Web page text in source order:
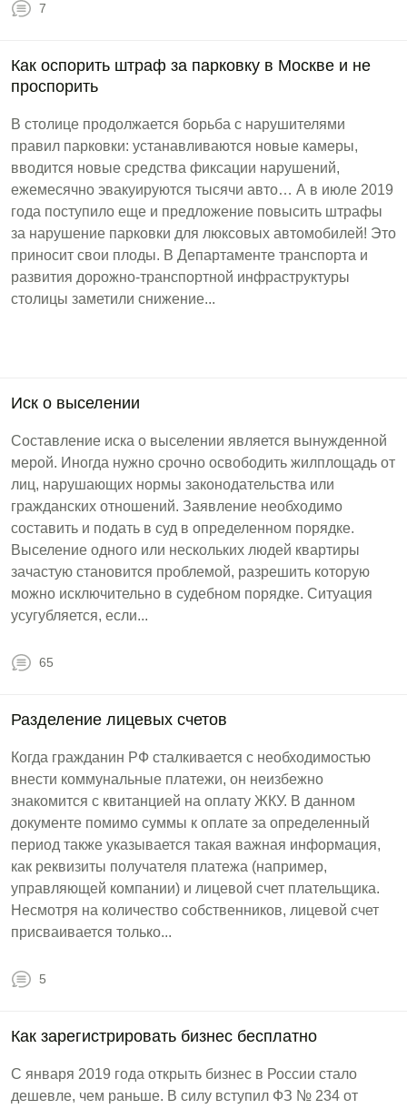
7
Как оспорить штраф за парковку в Москве и не
проспорить
В столице продолжается борьба с нарушителями
правил парковки: устанавливаются новые камеры,
вводится новые средства фиксации нарушений,
ежемесячно эвакуируются тысячи авто… А в июле 2019
года поступило еще и предложение повысить штрафы
за нарушение парковки для люксовых автомобилей! Это
приносит свои плоды. В Департаменте транспорта и
развития дорожно-транспортной инфраструктуры
столицы заметили снижение...
Иск о выселении
Составление иска о выселении является вынужденной
мерой. Иногда нужно срочно освободить жилплощадь от
лиц, нарушающих нормы законодательства или
гражданских отношений. Заявление необходимо
составить и подать в суд в определенном порядке.
Выселение одного или нескольких людей квартиры
зачастую становится проблемой, разрешить которую
можно исключительно в судебном порядке. Ситуация
усугубляется, если...
65
Разделение лицевых счетов
Когда гражданин РФ сталкивается с необходимостью
внести коммунальные платежи, он неизбежно
знакомится с квитанцией на оплату ЖКУ. В данном
документе помимо суммы к оплате за определенный
период также указывается такая важная информация,
как реквизиты получателя платежа (например,
управляющей компании) и лицевой счет плательщика.
Несмотря на количество собственников, лицевой счет
присваивается только...
5
Как зарегистрировать бизнес бесплатно
С января 2019 года открыть бизнес в России стало
дешевле, чем раньше. В силу вступил ФЗ № 234 от